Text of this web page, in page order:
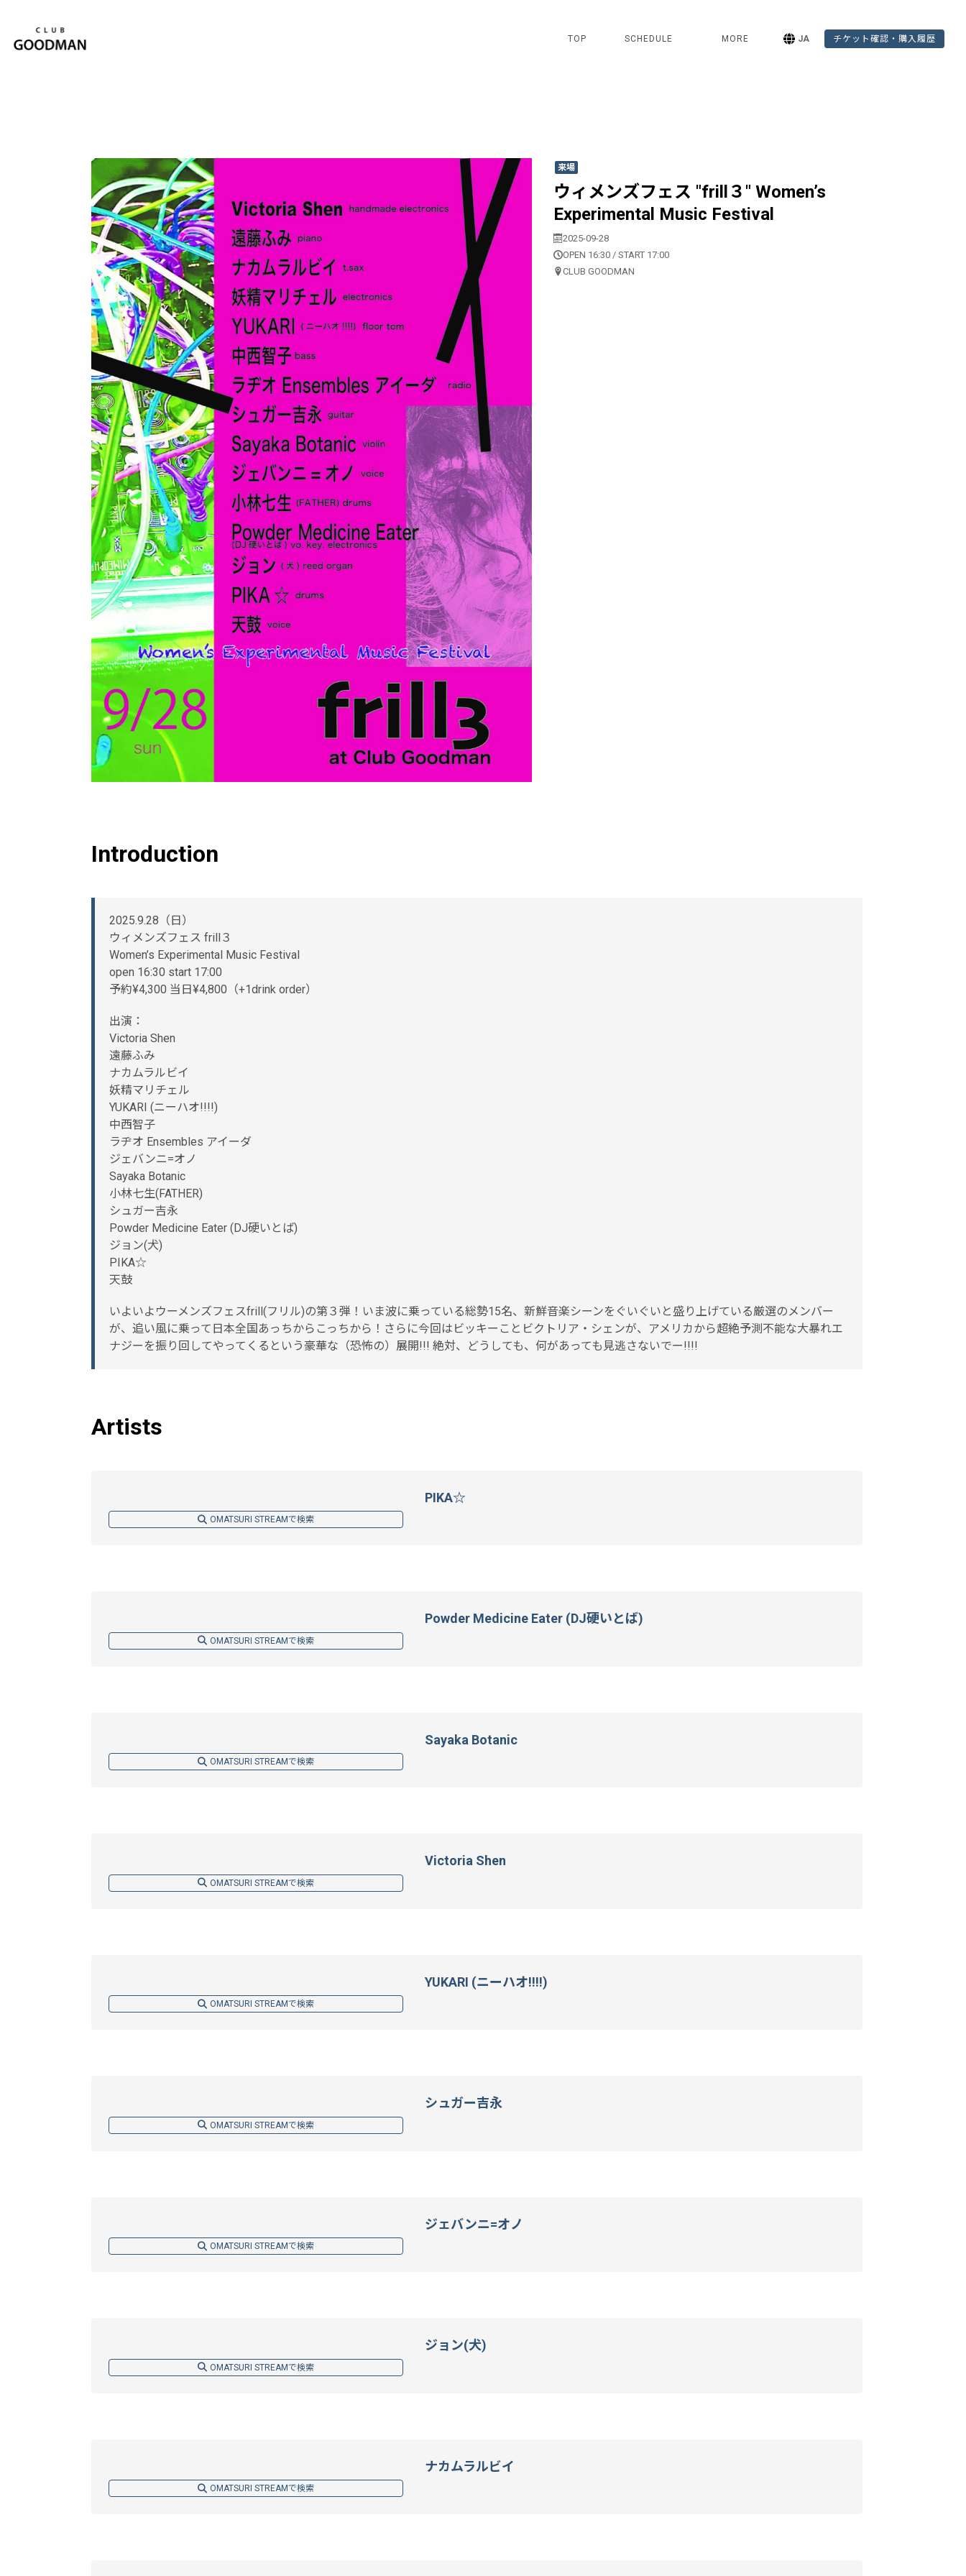
TOP SCHEDULE MORE JA チケット確認・購入履歴
来場
ウィメンズフェス "frill３" Women’s
Experimental Music Festival
2025-09-28
OPEN 16:30 / START 17:00
CLUB GOODMAN
Introduction
2025.9.28（日）
ウィメンズフェス frill３
Women’s Experimental Music Festival
open 16:30 start 17:00
予約¥4,300 当日¥4,800（+1drink order）
出演：
Victoria Shen
遠藤ふみ
ナカムラルビイ
妖精マリチェル
YUKARI (ニーハオ!!!!)
中西智子
ラヂオ Ensembles アイーダ
ジェバンニ=オノ
Sayaka Botanic
小林七生(FATHER)
シュガー吉永
Powder Medicine Eater (DJ硬いとば)
ジョン(犬)
PIKA☆
天鼓
いよいよウーメンズフェスfrill(フリル)の第３弾！いま波に乗っている総勢15名、新鮮音楽シーンをぐいぐいと盛り上げている厳選のメンバー
が、追い風に乗って日本全国あっちからこっちから！さらに今回はビッキーことビクトリア・シェンが、アメリカから超絶予測不能な大暴れエ
ナジーを振り回してやってくるという豪華な（恐怖の）展開!!! 絶対、どうしても、何があっても見逃さないでー!!!!
Artists
OMATSURI STREAMで検索
PIKA☆
OMATSURI STREAMで検索
Powder Medicine Eater (DJ硬いとば)
OMATSURI STREAMで検索
Sayaka Botanic
OMATSURI STREAMで検索
Victoria Shen
OMATSURI STREAMで検索
YUKARI (ニーハオ!!!!)
OMATSURI STREAMで検索
シュガー吉永
OMATSURI STREAMで検索
ジェバンニ=オノ
OMATSURI STREAMで検索
ジョン(犬)
OMATSURI STREAMで検索
ナカムラルビイ